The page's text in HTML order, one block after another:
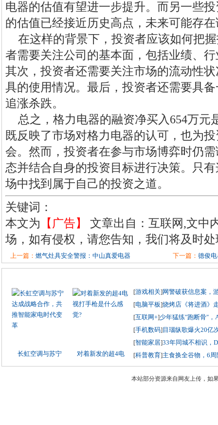
电器的估值有望进一步提升。而另一些
的估值已经接近历史高点，未来可能存
在这样的背景下，投资者应该如何把
者需要关注公司的基本面，包括业绩、
其次，投资者还需要关注市场的流动性
具的使用情况。最后，投资者还需要具
追涨杀跌。
总之，格力电器的融资净买入654万元
既反映了市场对格力电器的认可，也为
会。然而，投资者在参与市场博弈时仍
态并结合自身的投资目标进行决策。只
场中找到属于自己的投资之道。
关键词：
本文为 【广告】
文章出自：互联网,文中
场，如有侵权，请您告知，我们将及时
上一篇： 燃气灶具安全警报：中山真爱电器 下一篇： 德俊
长虹空调与苏宁 对着新发的超4电
[游戏相关]网警破获信息案，
[电脑平板]烧烤店《将进酒》
[互联网+]少年猛练"跑断骨"，
[手机数码]目瑙纵歌爆火20亿
[智能家居]33年同城不相识，
[科普教育]主食换全谷物，6
本站部分资源来自网友上传，如